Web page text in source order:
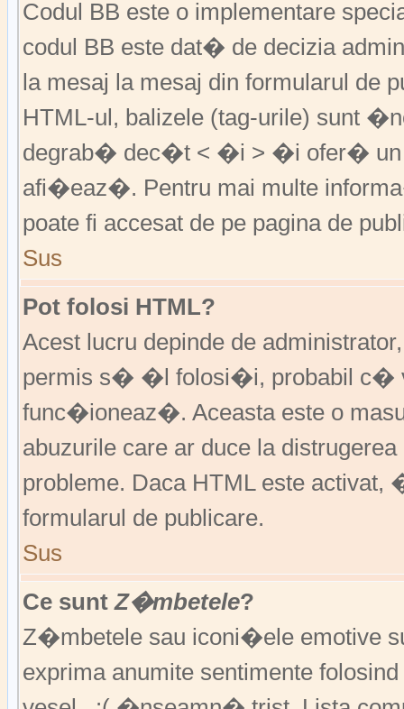
Codul BB este o implementare
codul BB este dat� de decizia
la mesaj la mesaj din formularul de
HTML-ul, balizele (tag-urile) sunt
degrab� dec�t < �i > �i ofer� un
afi�eaz�. Pentru mai multe
poate fi accesat de pe pagina de
Sus
Pot folosi HTML?
Acest lucru depinde de
permis s� �l folosi�i, probabil c�
func�ioneaz�. Aceasta este o
abuzurile care ar duce la
probleme. Daca HTML este
formularul de publicare.
Sus
Ce suntZ�mbetele?
Z�mbetele sau iconi�ele emotive
exprima anumite sentimente